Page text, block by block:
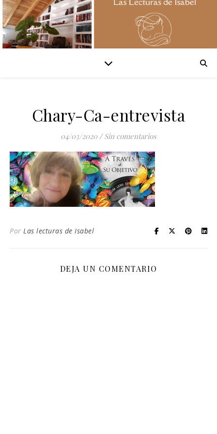
Chary-Ca-entrevista
04/03/2020 / Sin comentarios
Por Las lecturas de Isabel
DEJA UN COMENTARIO